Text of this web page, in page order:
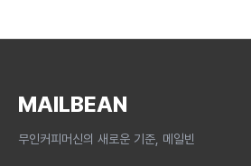
MAILBEAN
무인커피머신의 새로운 기준, 메일빈